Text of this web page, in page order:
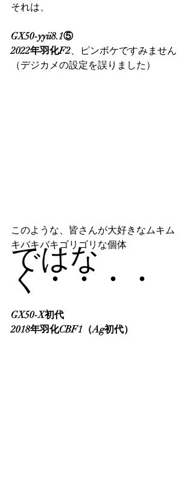
それは、
GX50-yyii8.1⑤
2022年羽化F2、ピンボケですみません
（デジカメの設定を誤りました）
このような、皆さんが大好きなムキム
キバキバキゴリゴリな個体
ではな
く・・・・
GX50-X初代
2018年羽化CBF1（Ag初代）